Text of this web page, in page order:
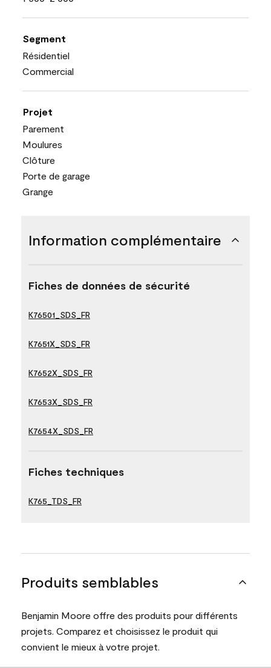
Segment
Résidentiel
Commercial
Projet
Parement
Moulures
Clôture
Porte de garage
Grange
Information complémentaire
Fiches de données de sécurité
K76501_SDS_FR
K7651X_SDS_FR
K7652X_SDS_FR
K7653X_SDS_FR
K7654X_SDS_FR
Fiches techniques
K765_TDS_FR
Produits semblables
Benjamin Moore offre des produits pour différents
projets. Comparez et choisissez le produit qui
convient le mieux à votre projet.